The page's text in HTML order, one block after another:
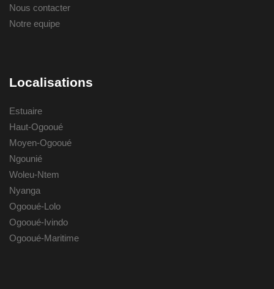
Nous contacter
Notre equipe
Localisations
Estuaire
Haut-Ogooué
Moyen-Ogooué
Ngounié
Woleu-Ntem
Nyanga
Ogooué-Lolo
Ogooué-Ivindo
Ogooué-Maritime